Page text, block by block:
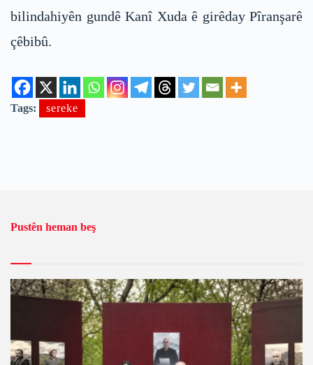
bilindahiyên gundê Kanî Xuda ê girêday Pîranşarê
çêbibû.
Tags: sereke
Pustên heman beş